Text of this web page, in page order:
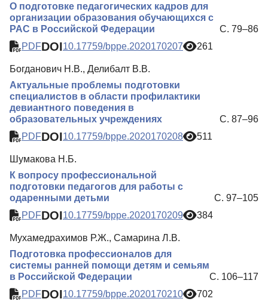
О подготовке педагогических кадров для
организации образования обучающихся с
РАС в Российской Федерации
С. 79–86
PDFDOI10.17759/bppe.2020170207 261
Богданович Н.В., Делибалт В.В.
Актуальные проблемы подготовки
специалистов в области профилактики
девиантного поведения в
образовательных учреждениях
С. 87–96
PDFDOI10.17759/bppe.2020170208 511
Шумакова Н.Б.
К вопросу профессиональной
подготовки педагогов для работы с
одаренными детьми
С. 97–105
PDFDOI10.17759/bppe.2020170209 384
Мухамедрахимов Р.Ж., Самарина Л.В.
Подготовка профессионалов для
системы ранней помощи детям и семьям
в Российской Федерации
С. 106–117
PDFDOI10.17759/bppe.2020170210 702